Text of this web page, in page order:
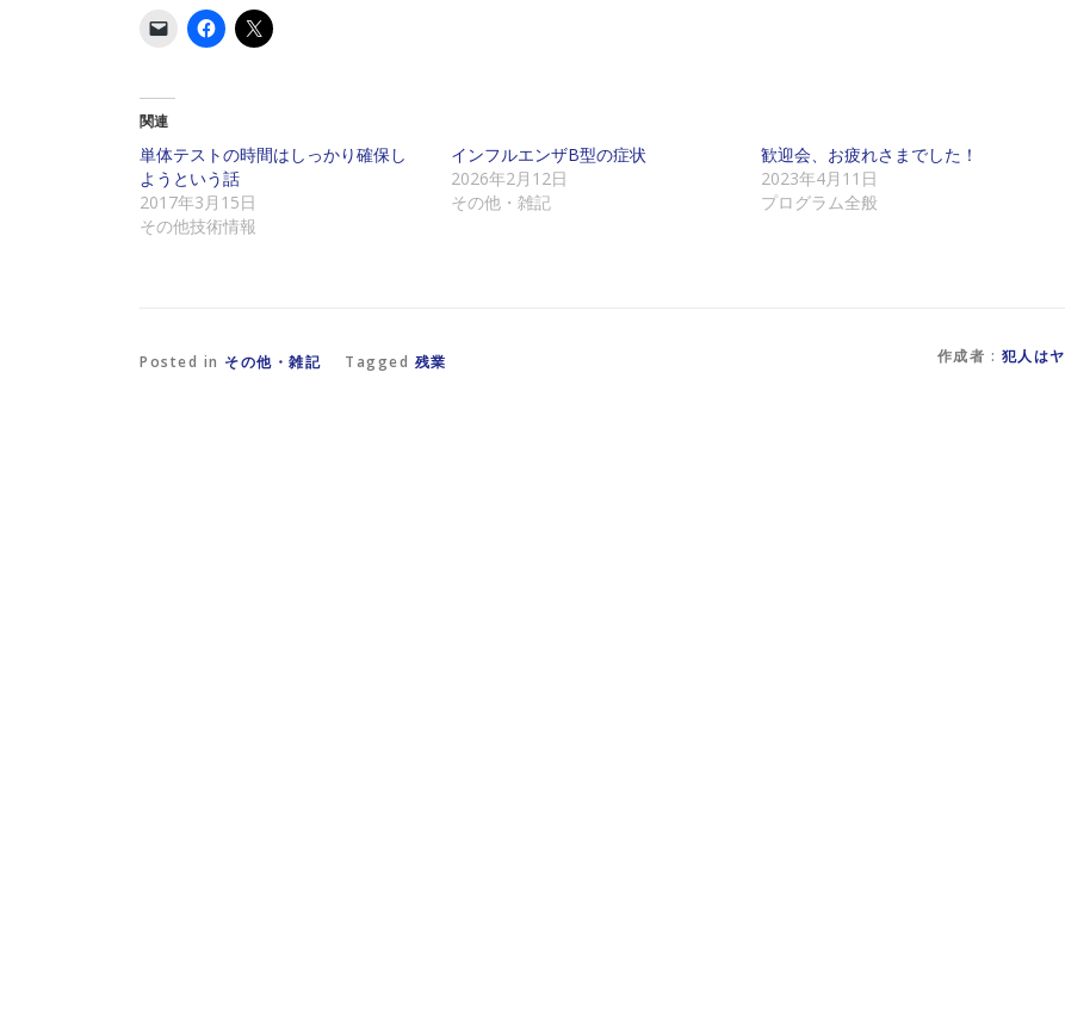
て
に
メ
ー
ル
で
リ
ン
い
F
a
で
共
有
す
る
に
は
だ
ク
リ
共
有
き
ま
関連
単体テストの時間はしっかり確保し
ようという話
2017年3月15日
その他技術情報
インフルエンザB型の症状
2026年2月12日
その他・雑記
歓迎会、お疲れさまでした！
2023年4月11日
プログラム全般
Posted in その他・雑記 Tagged 残業 作成者 : 犯人は